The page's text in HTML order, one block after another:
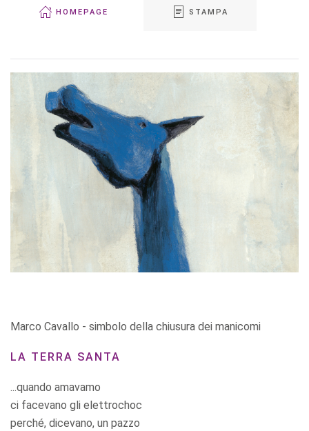
HOMEPAGE STAMPA
Marco Cavallo - simbolo della chiusura dei manicomi
LA TERRA SANTA
...quando amavamo
ci facevano gli elettrochoc
perché, dicevano, un pazzo